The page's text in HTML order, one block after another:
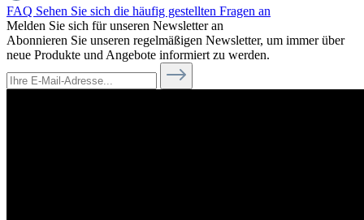
FAQ Sehen Sie sich die häufig gestellten Fragen an
Melden Sie sich für unseren Newsletter an
Abonnieren Sie unseren regelmäßigen Newsletter, um immer über
neue Produkte und Angebote informiert zu werden.